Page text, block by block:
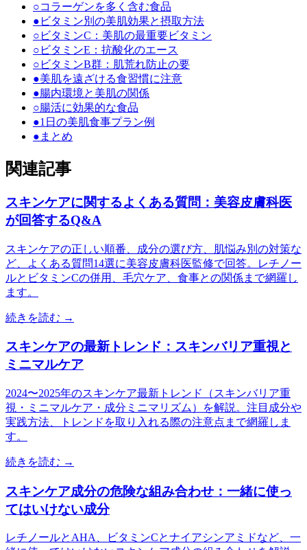
○コラーゲンを多く含む食品
● ビタミン別の美肌効果と摂取方法
○ ビタミンC：美肌の最重要ビタミン
○ ビタミンE：抗酸化のエース
○ ビタミンB群：肌荒れ防止の要
●美肌を遠ざける食習慣に注意
●腸内環境と美肌の関係
○腸活に効果的な食品
●1日の美肌食事プラン例
● まとめ
関連記事
スキンケアに関するよくある質問：美容皮膚科医
が回答するQ&A
スキンケアの正しい順番、成分の選び方、肌悩み別の対策な
ど、よくある質問14選に美容皮膚科医監修で回答。レチノー
ルとビタミンCの併用、毛穴ケア、食事との関係まで網羅し
ます。
続きを読む →
スキンケアの最新トレンド：スキンバリア重視と
ミニマルケア
2024〜2025年のスキンケア最新トレンド（スキンバリア重
視・ミニマルケア・成分ミニマリズム）を解説。注目成分や
実践方法、トレンドを取り入れる際の注意点まで網羅しま
す。
続きを読む →
スキンケア成分の危険な組み合わせ：一緒に使っ
てはいけない成分
レチノールとAHA、ビタミンCとナイアシンアミドなど、一